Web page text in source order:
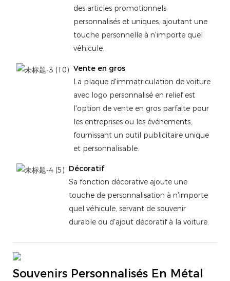
des articles promotionnels
personnalisés et uniques, ajoutant une
touche personnelle à n'importe quel
véhicule.
Vente en gros
La plaque d'immatriculation de voiture
avec logo personnalisé en relief est
l'option de vente en gros parfaite pour
les entreprises ou les événements,
fournissant un outil publicitaire unique
et personnalisable.
Décoratif
Sa fonction décorative ajoute une
touche de personnalisation à n'importe
quel véhicule, servant de souvenir
durable ou d'ajout décoratif à la voiture.
Souvenirs Personnalisés En Métal